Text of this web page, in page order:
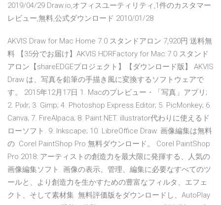
2019/04/29 Draw.io,オフィスユーティリティ,1件のカスタマー
レビュー,無料,公式ダウンロード 2010/01/28
AKVIS Draw for Mac Home 7.0 スタンドアロン 7,920円 送料無
料 【35分でお届け】AKVIS HDRFactory for Mac 7.0 スタンド
アロン【shareEDGEプロジェクト】【ダウンロード版】 AKVIS
Draw は、写真を鉛筆の手描き風に変換するソフトウェアで
す。 2015年12月17日 1. Macのプレビュー・「写真」アプリ;
2. Pixlr; 3. Gimp; 4. Photoshop Express Editor; 5. PicMonkey; 6.
Canva; 7. FireAlpaca; 8. Paint.NET. illustrator代わりに使えるド
ローソフト. 9. Inkscape; 10. LibreOffice Draw. 画像編集は無料
の Corel PaintShop Pro 無料ダウンロード。 Corel PaintShop
Pro 2018: アーティストの創造力を最大限に発揮する、人気の
画像編集ソフト. 画像の表示、管理、編集に必要なすべてのツ
ールと、より創造力を生かすための豊富なフィルタ、エフェ
クト、そして素材集 無料評価版をダウンロードし、AutoPlay